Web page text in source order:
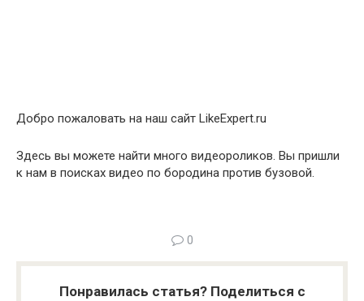
Добро пожаловать на наш сайт LikeExpert.ru
Здесь вы можете найти много видеороликов. Вы пришли
к нам в поисках видео по бородина против бузовой.
0
Понравилась статья? Поделиться с